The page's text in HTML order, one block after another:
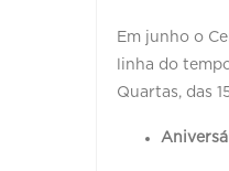
Em junho o
linha do
Quartas, das